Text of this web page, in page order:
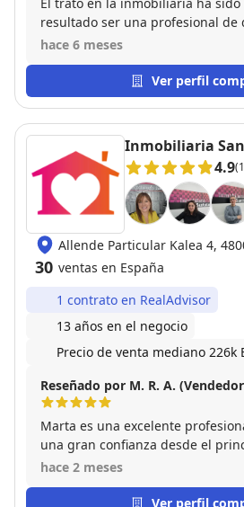
resultado ser una profesional de
momento ha tratado de que
amable. Muchas gracias Rosa
hace 6 meses
Ver perfil
Inmobiliaria
4.9
Allende Particular Kalea 4,
30 ventas en España
1 contrato en RealAdvisor
13 años en el negocio
Precio de venta mediano 226k
Reseñado por M. R. A.
Marta es una excelente
una gran confianza desde el
perfección la compra venta y la
hace 2 meses
Ver perfil